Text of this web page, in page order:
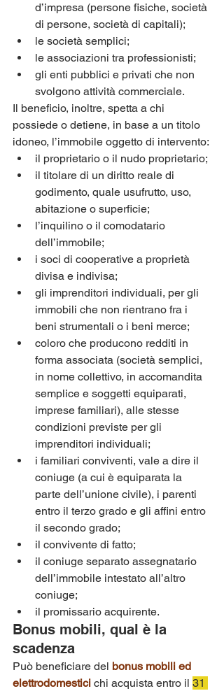
d’impresa (persone fisiche, società
di persone, società di capitali);
le società semplici;
le associazioni tra professionisti;
gli enti pubblici e privati che non
svolgono attività commerciale.
Il beneficio, inoltre, spetta a chi
possiede o detiene, in base a un titolo
idoneo, l’immobile oggetto di intervento:
il proprietario o il nudo proprietario;
il titolare di un diritto reale di
godimento, quale usufrutto, uso,
abitazione o superficie;
l’inquilino o il comodatario
dell’immobile;
i soci di cooperative a proprietà
divisa e indivisa;
gli imprenditori individuali, per gli
immobili che non rientrano fra i
beni strumentali o i beni merce;
coloro che producono redditi in
forma associata (società semplici,
in nome collettivo, in accomandita
semplice e soggetti equiparati,
imprese familiari), alle stesse
condizioni previste per gli
imprenditori individuali;
i familiari conviventi, vale a dire il
coniuge (a cui è equiparata la
parte dell’unione civile), i parenti
entro il terzo grado e gli affini entro
il secondo grado;
il convivente di fatto;
il coniuge separato assegnatario
dell’immobile intestato all’altro
coniuge;
il promissario acquirente.
Bonus mobili, qual è la
scadenza
Può beneficiare del bonus mobili ed
elettrodomestici chi acquista entro il 31